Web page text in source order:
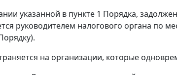
указанной в пункте 1 Порядка,
руководителем налогового органа по
на организации, которые